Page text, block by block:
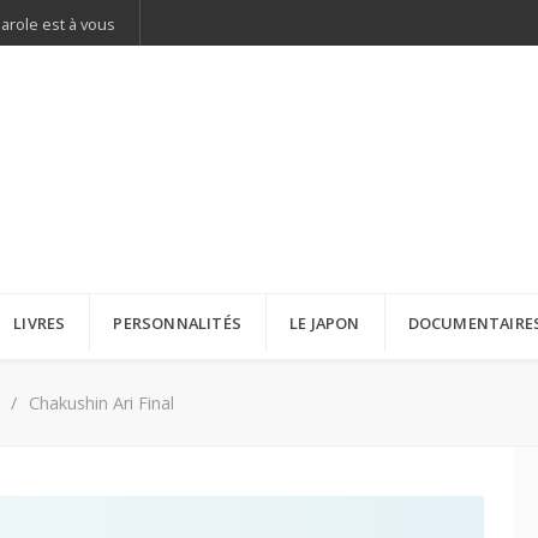
est à vous
LIVRES PERSONNALITÉS LE JAPON
Chakushin Ari Final